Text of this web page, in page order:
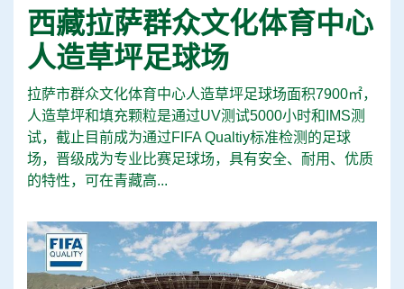
西藏拉萨群众文化体育中心
人造草坪足球场
拉萨市群众文化体育中心人造草坪足球场面积7900㎡，
人造草坪和填充颗粒是通过UV测试5000小时和IMS测
试，截止目前成为通过FIFA Qualtiy标准检测的足球
场，晋级成为专业比赛足球场，具有安全、耐用、优质
的特性，可在青藏高...